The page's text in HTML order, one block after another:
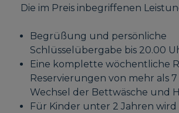
Die im Preis inbegriffenen
Begrüßung und persönliche
Schlüsselübergabe bis 20.00
Eine komplette wöchentliche
Reservierungen von mehr als
Wechsel der Bettwäsche und
Für Kinder unter 2 Jahren wird